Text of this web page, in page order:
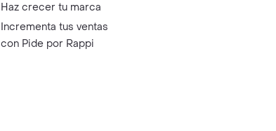
Haz crecer tu marca
Incrementa tus ventas
con Pide por Rappi